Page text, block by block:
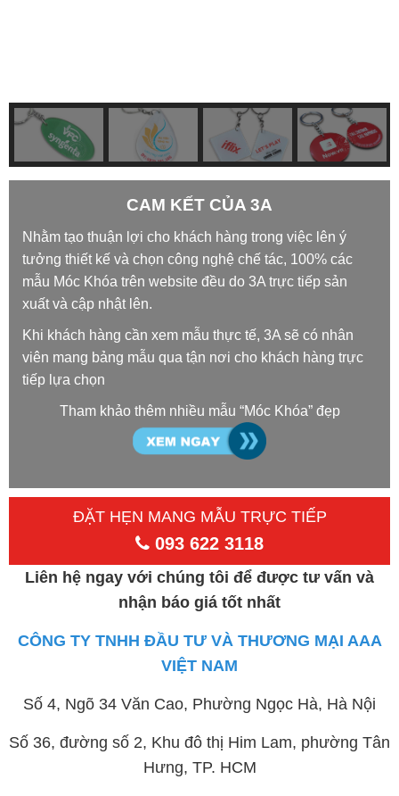
CAM KẾT CỦA 3A
Nhằm tạo thuận lợi cho khách hàng trong việc lên ý
tưởng thiết kế và chọn công nghệ chế tác, 100% các
mẫu Móc Khóa trên website đều do 3A trực tiếp sản
xuất và cập nhật lên.
Khi khách hàng cần xem mẫu thực tế, 3A sẽ có nhân
viên mang bảng mẫu qua tận nơi cho khách hàng trực
tiếp lựa chọn
Tham khảo thêm nhiều mẫu “Móc Khóa” đẹp
ĐẶT HẸN MANG MẪU TRỰC TIẾP
093 622 3118
Liên hệ ngay với chúng tôi để được tư vấn và
nhận báo giá tốt nhất
CÔNG TY TNHH ĐẦU TƯ VÀ THƯƠNG MẠI AAA
VIỆT NAM
Số 4, Ngõ 34 Văn Cao, Phường Ngọc Hà, Hà Nội
Số 36, đường số 2, Khu đô thị Him Lam, phường Tân
Hưng, TP. HCM